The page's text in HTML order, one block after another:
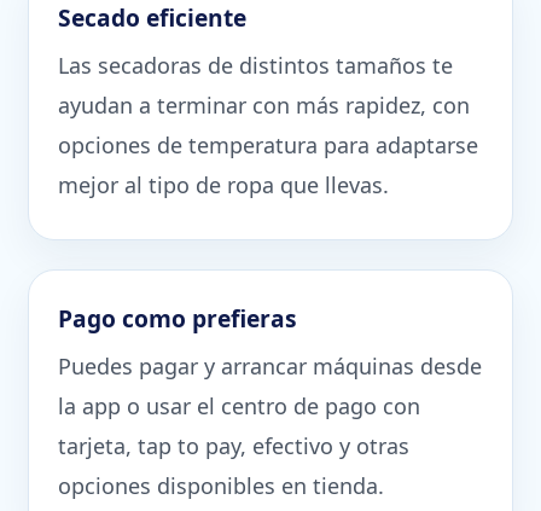
Secado eficiente
Las secadoras de distintos tamaños te
ayudan a terminar con más rapidez, con
opciones de temperatura para adaptarse
mejor al tipo de ropa que llevas.
Pago como prefieras
Puedes pagar y arrancar máquinas desde
la app o usar el centro de pago con
tarjeta, tap to pay, efectivo y otras
opciones disponibles en tienda.